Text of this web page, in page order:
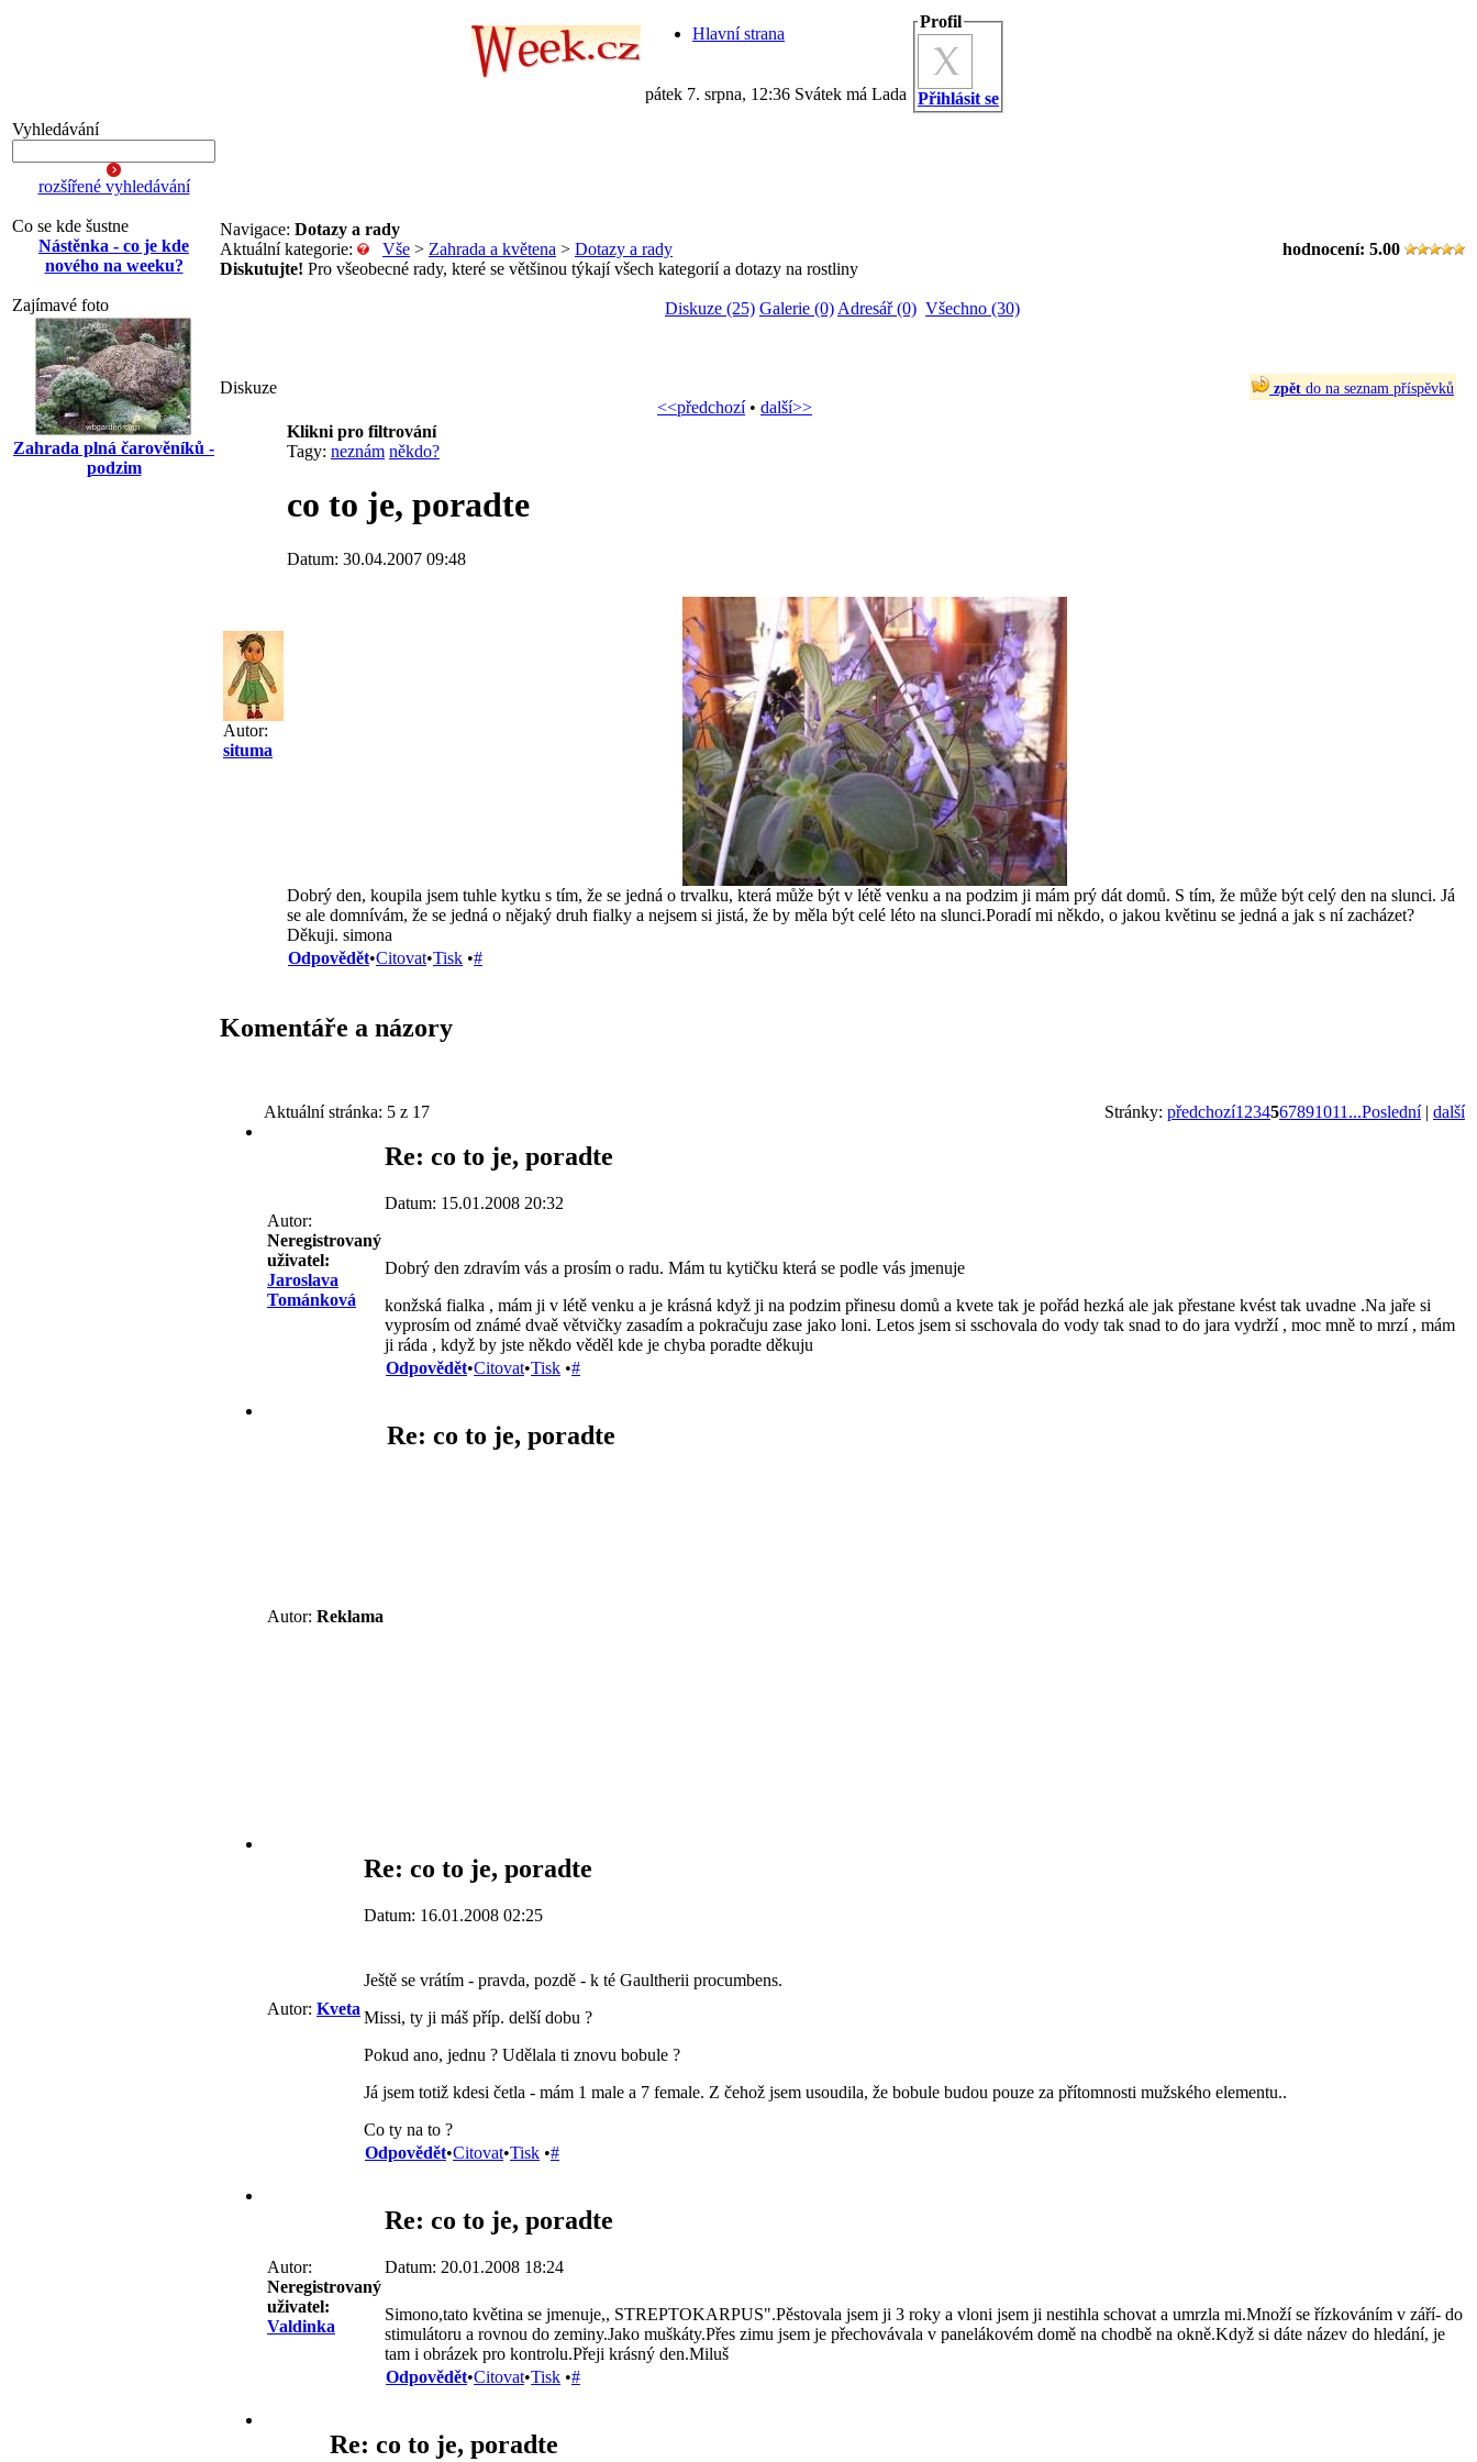
Hlavní strana
pátek 7. srpna, 12:36 Svátek má Lada
Profil
Přihlásit se
Vyhledávání
rozšířené vyhledávání
Co se kde šustne
Nástěnka - co je kde
nového na weeku?
Zajímavé foto
Zahrada plná čarověníků -
podzim
Navigace: Dotazy a rady
hodnocení: 5.00
Aktuální kategorie: Vše > Zahrada a květena > Dotazy a rady
Diskutujte! Pro všeobecné rady, které se většinou týkají všech kategorií a dotazy na rostliny
Diskuze (25) Galerie (0) Adresář (0) Všechno (30)
zpět do na seznam příspěvků
Diskuze
<<předchozí• další>>
Autor:
situma
Klikni pro filtrování
Tagy: neznám někdo?
co to je, poradte
Datum: 30.04.2007 09:48
Dobrý den, koupila jsem tuhle kytku s tím, že se jedná o trvalku, která může být v létě venku a na podzim ji mám prý dát domů. S tím, že může být celý den na slunci. Já
se ale domnívám, že se jedná o nějaký druh fialky a nejsem si jistá, že by měla být celé léto na slunci.Poradí mi někdo, o jakou květinu se jedná a jak s ní zacházet?
Děkuji. simona
Odpovědět•Citovat•Tisk •#
Komentáře a názory
Stránky: předchozí1 234567891011 ...Poslední| další
Aktuální stránka: 5 z 17
Autor:
Neregistrovaný
uživatel:
Jaroslava
Tománková
Re: co to je, poradte
Datum: 15.01.2008 20:32
Dobrý den zdravím vás a prosím o radu. Mám tu kytičku která se podle vás jmenuje
konžská fialka , mám ji v létě venku a je krásná když ji na podzim přinesu domů a kvete tak je pořád hezká ale jak přestane kvést tak uvadne .Na jaře si
vyprosím od známé dvaě větvičky zasadím a pokračuju zase jako loni. Letos jsem si sschovala do vody tak snad to do jara vydrží , moc mně to mrzí , mám
ji ráda , když by jste někdo věděl kde je chyba poradte děkuju
Odpovědět•Citovat•Tisk •#
Autor: Reklama
Re: co to je, poradte
Autor: Kveta
Re: co to je, poradte
Datum: 16.01.2008 02:25
Ještě se vrátím - pravda, pozdě - k té Gaultherii procumbens.
Missi, ty ji máš příp. delší dobu ?
Pokud ano, jednu ? Udělala ti znovu bobule ?
Já jsem totiž kdesi četla - mám 1 male a 7 female. Z čehož jsem usoudila, že bobule budou pouze za přítomnosti mužského elementu..
Co ty na to ?
Odpovědět•Citovat•Tisk •#
Autor:
Neregistrovaný
uživatel:
Valdinka
Re: co to je, poradte
Datum: 20.01.2008 18:24
Simono,tato květina se jmenuje,, STREPTOKARPUS".Pěstovala jsem ji 3 roky a vloni jsem ji nestihla schovat a umrzla mi.Množí se řízkováním v září- do
stimulátoru a rovnou do zeminy.Jako muškáty.Přes zimu jsem je přechovávala v panelákovém domě na chodbě na okně.Když si dáte název do hledání, je
tam i obrázek pro kontrolu.Přeji krásný den.Miluš
Odpovědět•Citovat•Tisk •#
Re: co to je, poradte